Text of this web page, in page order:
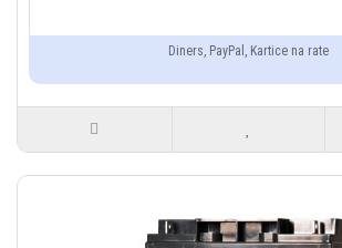
Diners, PayPal, Kartice na rate